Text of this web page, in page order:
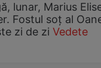
lunar, Marius
Fostul soț al
zi de zi Vedete